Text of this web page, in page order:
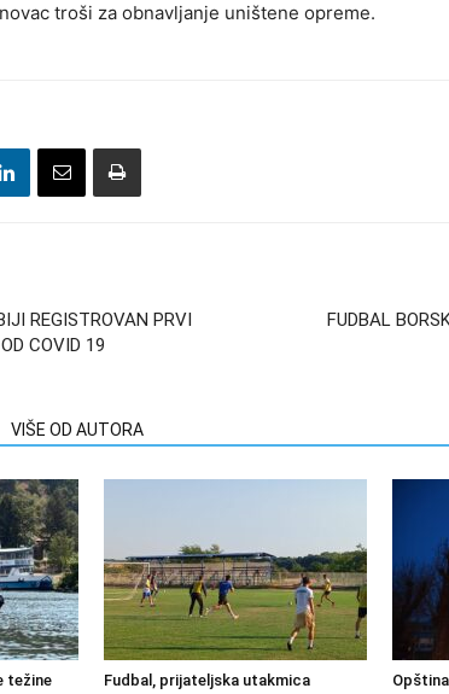
troši za obnavljanje uništene opreme.
REGISTROVAN PRVI
COVID 19
FUDBAL
VIŠE OD AUTORA
težine Fudbal, prijateljska utakmica